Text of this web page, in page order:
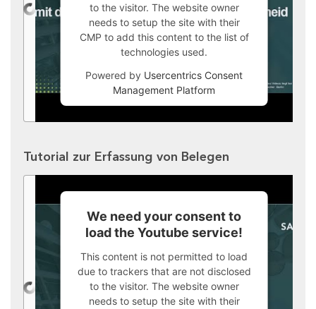
to the visitor. The website owner
needs to setup the site with their
CMP to add this content to the list of
technologies used.
Powered by Usercentrics Consent
Management Platform
Tutorial zur Erfassung von Belegen
We need your consent to
load the Youtube service!
This content is not permitted to load
due to trackers that are not disclosed
to the visitor. The website owner
needs to setup the site with their